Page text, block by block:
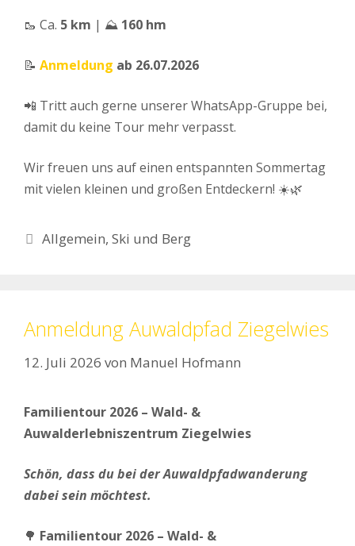
🥾 Ca. 5 km | ⛰️ 160 hm
📝 Anmeldung ab 26.07.2026
📲 Tritt auch gerne unserer WhatsApp-Gruppe bei,
damit du keine Tour mehr verpasst.
Wir freuen uns auf einen entspannten Sommertag
mit vielen kleinen und großen Entdeckern! ☀️🌿
Kategorien
Allgemein,Ski und Berg
Anmeldung Auwaldpfad Ziegelwies
12. Juli 2026 von Manuel Hofmann
Familientour 2026 – Wald- &
Auwalderlebniszentrum Ziegelwies
Schön, dass du bei der Auwaldpfadwanderung
dabei sein möchtest.
🌳 Familientour 2026 – Wald- &